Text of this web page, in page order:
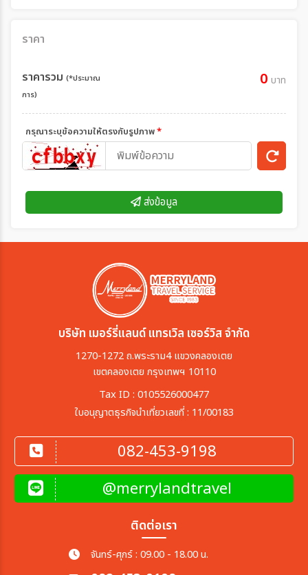
ราคา
ราคารวม (*ประมาณ
การ)
0 บาท
กรุณาระบุข้อความให้ตรงกับรูปภาพ*
ส่งข้อมูล
บริษัท เมอร์รี่แลนด์ แทรเวิล เซอร์วิส จำกัด
1270-1272 ถ.พระราม4 แขวงคลองเตย
เขตคลองเตย กรุงเทพฯ 10110
Tax ID : 0105526000477
ใบอนุญาตธุรกิจนำเที่ยวเลขที่ : 11/00183
082-453-9198
@merrylandtravel
ติดต่อเรา
จันทร์-ศุกร์ : 09.00 - 18.00 น.